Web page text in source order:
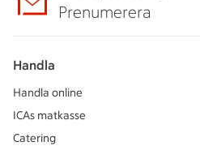
Prenumerera
Handla
Handla online
ICAs matkasse
Catering